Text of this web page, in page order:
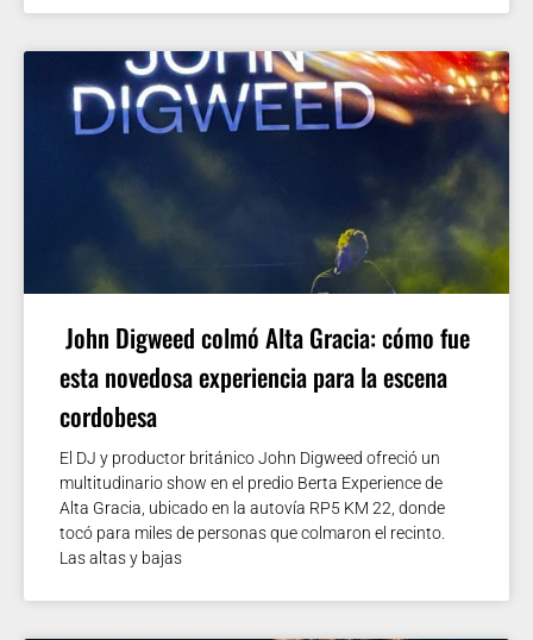
John Digweed colmó Alta Gracia: cómo fue
esta novedosa experiencia para la escena
cordobesa
El DJ y productor británico John Digweed ofreció un
multitudinario show en el predio Berta Experience de
Alta Gracia, ubicado en la autovía RP5 KM 22, donde
tocó para miles de personas que colmaron el recinto.
Las altas y bajas